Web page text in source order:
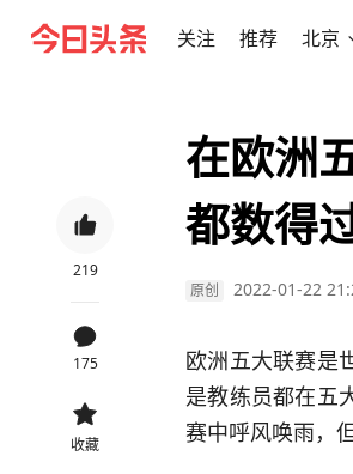
关注 推荐 北京
219
175
收藏
在欧洲
都数得
原创 2022-01-22
欧洲五大联赛是
是教练员都在五
赛中呼风唤雨，